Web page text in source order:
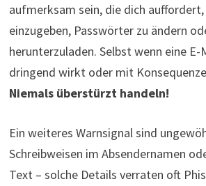
aufmerksam sein, die dich
einzugeben, Passwörter zu ändern
herunterzuladen. Selbst wenn eine E-
dringend wirkt oder mit
Niemals überstürzt handeln!
Ein weiteres Warnsignal sind
Schreibweisen im Absendernamen
Text – solche Details verraten oft